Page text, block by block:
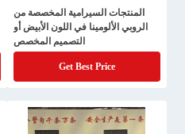
المنتجات السيرامية المخصصة من
الروبي الألومينا في اللون الأبيض أو
التصميم المخصص
Get Best Price